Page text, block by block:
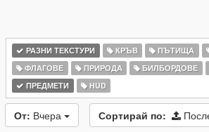
РАЗНИ ТЕКСТУРИ КРЪВ ПЪТИЩА
ФЛАГОВЕ
ПРИРОДА БИЛБОРДОВЕ
ПРЕДМЕТИ
HUD
От: Вчера Сортирай по: